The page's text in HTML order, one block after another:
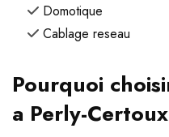
Domotique
Cablage reseau
Pourquoi
a Perly-